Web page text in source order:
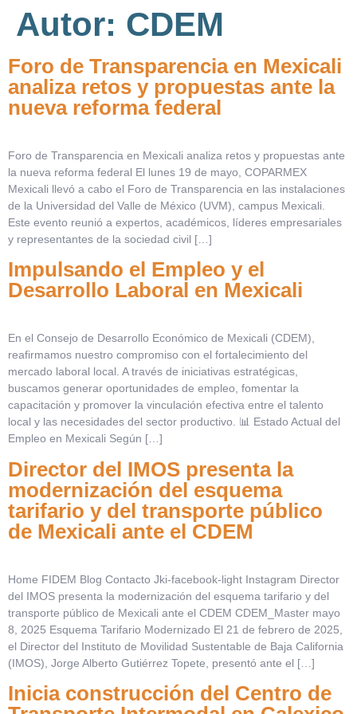
Autor: CDEM
Foro de Transparencia en Mexicali
analiza retos y propuestas ante la
nueva reforma federal
Foro de Transparencia en Mexicali analiza retos y propuestas ante
la nueva reforma federal El lunes 19 de mayo, COPARMEX
Mexicali llevó a cabo el Foro de Transparencia en las instalaciones
de la Universidad del Valle de México (UVM), campus Mexicali.
Este evento reunió a expertos, académicos, líderes empresariales
y representantes de la sociedad civil […]
Impulsando el Empleo y el
Desarrollo Laboral en Mexicali
En el Consejo de Desarrollo Económico de Mexicali (CDEM),
reafirmamos nuestro compromiso con el fortalecimiento del
mercado laboral local. A través de iniciativas estratégicas,
buscamos generar oportunidades de empleo, fomentar la
capacitación y promover la vinculación efectiva entre el talento
local y las necesidades del sector productivo. 📊 Estado Actual del
Empleo en Mexicali Según […]
Director del IMOS presenta la
modernización del esquema
tarifario y del transporte público
de Mexicali ante el CDEM
Home FIDEM Blog Contacto Jki-facebook-light Instagram Director
del IMOS presenta la modernización del esquema tarifario y del
transporte público de Mexicali ante el CDEM CDEM_Master mayo
8, 2025 Esquema Tarifario Modernizado El 21 de febrero de 2025,
el Director del Instituto de Movilidad Sustentable de Baja California
(IMOS), Jorge Alberto Gutiérrez Topete, presentó ante el […]
Inicia construcción del Centro de